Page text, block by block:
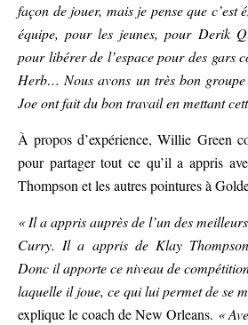
façon de jouer, mais je pense que c’est
équipe, pour les jeunes, pour Derik
pour libérer de l’espace pour des gars
Herb… Nous avons un très bon groupe
Joe ont fait du bon travail en mettant
À propos d’expérience, Willie Green
pour partager tout ce qu’il a appris
Thompson et les autres pointures à
« Il a appris auprès de l’un des
Curry. Il a appris de Klay
Donc il apporte ce niveau de
laquelle il joue, ce qui lui permet de se
explique le coach de New Orleans. «